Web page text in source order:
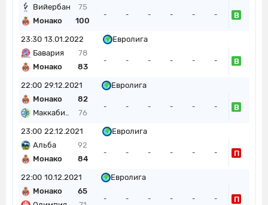
Вийербан
75
Монако
100
- - - - - - В
23:30 13.01.2022
Евролига
Бавария
78
Монако
83
- - - - - - В
22:00 29.12.2021
Евролига
Монако
82
Маккаби..
76
- - - - - - В
23:00 22.12.2021
Евролига
Альба
92
Монако
84
- - - - - - П
22:00 10.12.2021
Евролига
Монако
65
- - - - - - П